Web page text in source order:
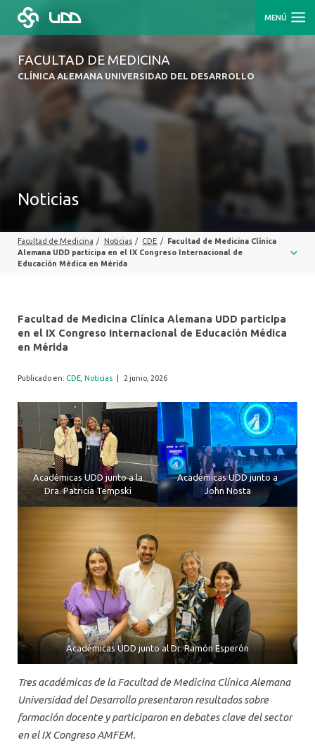
MENÚ
FACULTAD DE MEDICINA
CLÍNICA ALEMANA UNIVERSIDAD DEL DESARROLLO
Noticias
Facultad de Medicina / Noticias / CDE /
Facultad de Medicina Clínica
Alemana UDD participa en el IX Congreso Internacional de
Educación Médica en Mérida
Facultad de Medicina Clínica Alemana UDD participa
en el IX Congreso Internacional de Educación Médica
en Mérida
Publicado en: CDE Noticias 2 junio, 2026
Académicas UDD junto a la
Dra. Patricia Tempski
Académicas UDD junto a
John Nosta
Académicas UDD junto al Dr. Ramón Esperón
Tres académicas de la Facultad de Medicina Clínica Alemana
Universidad del Desarrollo presentaron resultados sobre
formación docente y participaron en debates clave del sector
en el IX Congreso AMFEM.